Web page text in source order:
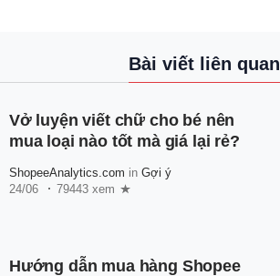
Bài viết liên quan
Vở luyện viết chữ cho bé nên
mua loại nào tốt mà giá lại rẻ?
ShopeeAnalytics.com in Gợi ý
24/06
79443 xem
Hướng dẫn mua hàng Shopee